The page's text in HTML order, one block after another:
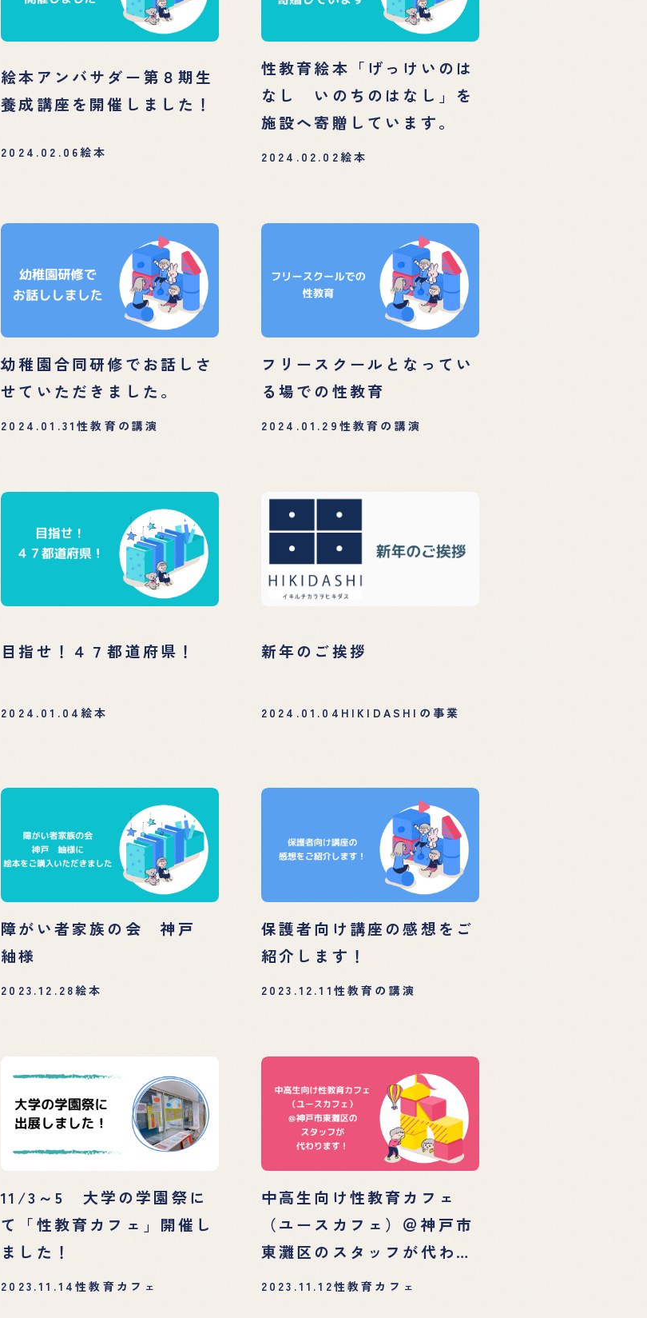
絵本アンバサダー第８期生
養成講座を開催しました！
2024.02.06絵本
性教育絵本「げっけいのは
なし いのちのはなし」を
施設へ寄贈しています。
2024.02.02絵本
幼稚園合同研修でお話しさ
せていただきました。
2024.01.31性教育の講演
フリースクールとなってい
る場での性教育
2024.01.29 性教育の講演
目指せ！４７都道府県！
2024.01.04絵本
新年のご挨拶
2024.01.04 HIKIDASHIの事業
障がい者家族の会 神戸
紬様
2023.12.28絵本
保護者向け講座の感想をご
紹介します！
2023.12.11 性教育の講演
11/3～5 大学の学園祭に
て「性教育カフェ」開催し
ました！
2023.11.14性教育カフェ
中高生向け性教育カフェ
（ユースカフェ）＠神戸市
東灘区のスタッフが代わり
ます！
2023.11.12性教育カフェ